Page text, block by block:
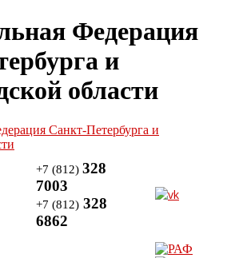
Федерация
и
области
+7 (812) 328
7003
+7 (812) 328
6862